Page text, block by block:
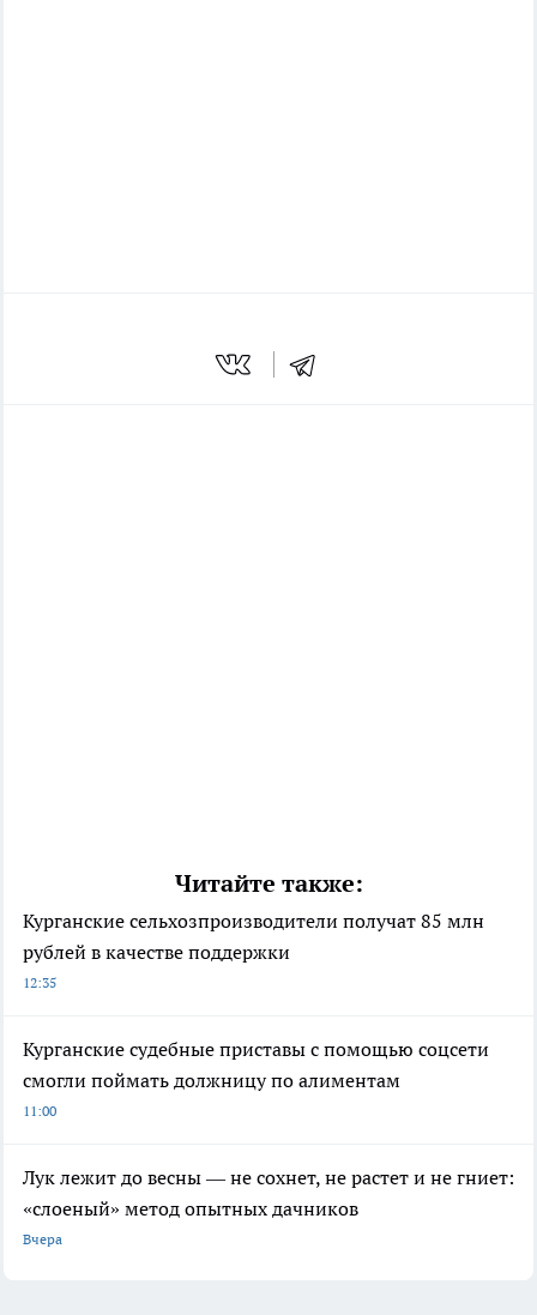
Читайте также:
Курганские сельхозпроизводители получат 85 млн
рублей в качестве поддержки
12:35
Курганские судебные приставы с помощью соцсети
смогли поймать должницу по алиментам
11:00
Лук лежит до весны — не сохнет, не растет и не гниет:
«слоеный» метод опытных дачников
Вчера